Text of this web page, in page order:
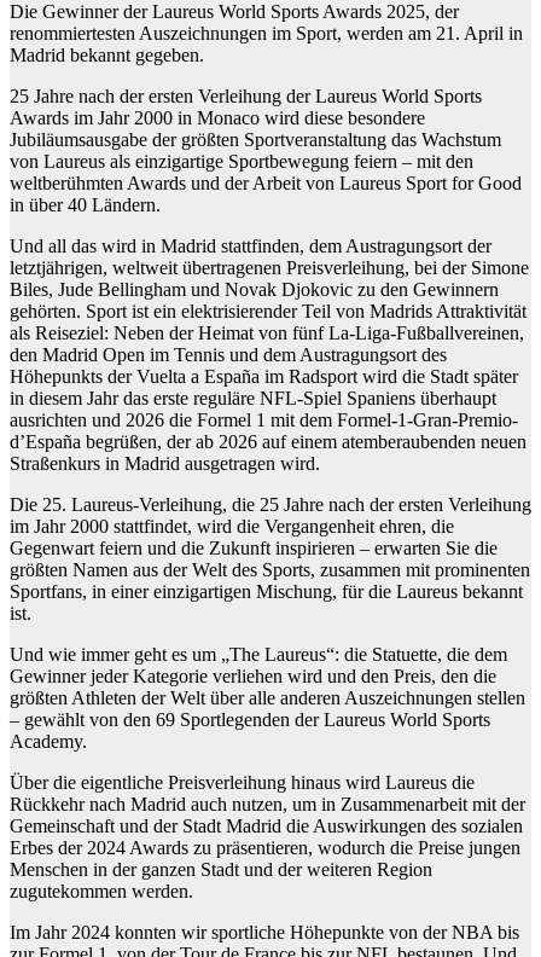
Die Gewinner der Laureus World Sports Awards 2025, der
renommiertesten Auszeichnungen im Sport, werden am 21. April in
Madrid bekannt gegeben.
25 Jahre nach der ersten Verleihung der Laureus World Sports
Awards im Jahr 2000 in Monaco wird diese besondere
Jubiläumsausgabe der größten Sportveranstaltung das Wachstum
von Laureus als einzigartige Sportbewegung feiern – mit den
weltberühmten Awards und der Arbeit von Laureus Sport for Good
in über 40 Ländern.
Und all das wird in Madrid stattfinden, dem Austragungsort der
letztjährigen, weltweit übertragenen Preisverleihung, bei der Simone
Biles, Jude Bellingham und Novak Djokovic zu den Gewinnern
gehörten. Sport ist ein elektrisierender Teil von Madrids Attraktivität
als Reiseziel: Neben der Heimat von fünf La-Liga-Fußballvereinen,
den Madrid Open im Tennis und dem Austragungsort des
Höhepunkts der Vuelta a España im Radsport wird die Stadt später
in diesem Jahr das erste reguläre NFL-Spiel Spaniens überhaupt
ausrichten und 2026 die Formel 1 mit dem Formel-1-Gran-Premio-
d’España begrüßen, der ab 2026 auf einem atemberaubenden neuen
Straßenkurs in Madrid ausgetragen wird.
Die 25. Laureus-Verleihung, die 25 Jahre nach der ersten Verleihung
im Jahr 2000 stattfindet, wird die Vergangenheit ehren, die
Gegenwart feiern und die Zukunft inspirieren – erwarten Sie die
größten Namen aus der Welt des Sports, zusammen mit prominenten
Sportfans, in einer einzigartigen Mischung, für die Laureus bekannt
ist.
Und wie immer geht es um „The Laureus“: die Statuette, die dem
Gewinner jeder Kategorie verliehen wird und den Preis, den die
größten Athleten der Welt über alle anderen Auszeichnungen stellen
– gewählt von den 69 Sportlegenden der Laureus World Sports
Academy.
Über die eigentliche Preisverleihung hinaus wird Laureus die
Rückkehr nach Madrid auch nutzen, um in Zusammenarbeit mit der
Gemeinschaft und der Stadt Madrid die Auswirkungen des sozialen
Erbes der 2024 Awards zu präsentieren, wodurch die Preise jungen
Menschen in der ganzen Stadt und der weiteren Region
zugutekommen werden.
Im Jahr 2024 konnten wir sportliche Höhepunkte von der NBA bis